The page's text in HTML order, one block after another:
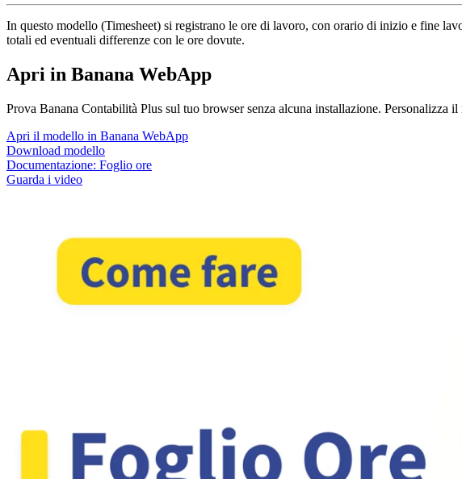
In questo modello (Timesheet) si registrano le ore di lavoro, con orario di inizio e fine
totali ed eventuali differenze con le ore dovute.
Apri in Banana WebApp
Prova Banana Contabilità Plus sul tuo browser senza alcuna installazione. Personalizza
Apri il modello in Banana WebApp
Download modello
Documentazione: Foglio ore
Guarda i video